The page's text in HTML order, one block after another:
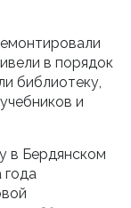
в порядок
библиотеку,
и
в Бердянском
года